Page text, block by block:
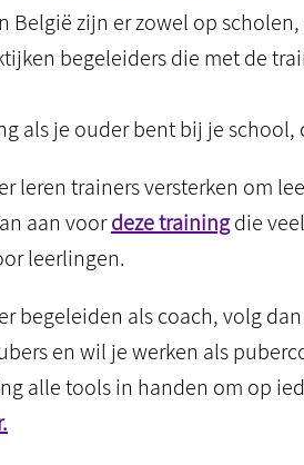
België zijn er zowel op
begeleiders die met de
als je ouder bent bij je school,
leren trainers versterken om
aan voordeze trainingdie
leerlingen.
begeleiden als coach, volg
en wil je werken als
alle tools in handen om op